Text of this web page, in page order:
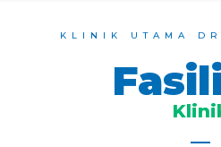
KLINIK UTAMA